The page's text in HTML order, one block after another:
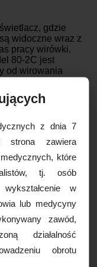
gdzie
widoczne wraz z
pracy wirówki.
80-2C jest
od wirowania
lub
ten
duży czytelny
i rpm (obroty na
Indukcyjny
cyfrowe
najlepszego
cechuje
jakości
elementy.
oraz
z dnia 7
strona zawiera
które
tj. osób
w
lub medycyny
zawód,
działalność
obrotu